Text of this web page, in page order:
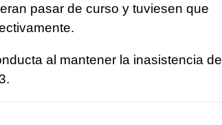
pasar de curso y tuviesen que
al mantener la inasistencia de